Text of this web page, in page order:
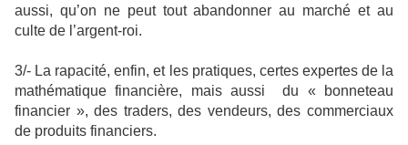
aussi, qu’on ne peut tout abandonner au marché et au
culte de l’argent-roi.
3/- La rapacité, enfin, et les pratiques, certes expertes de la
mathématique financière, mais aussi du « bonneteau
financier », des traders, des vendeurs, des commerciaux
de produits financiers.